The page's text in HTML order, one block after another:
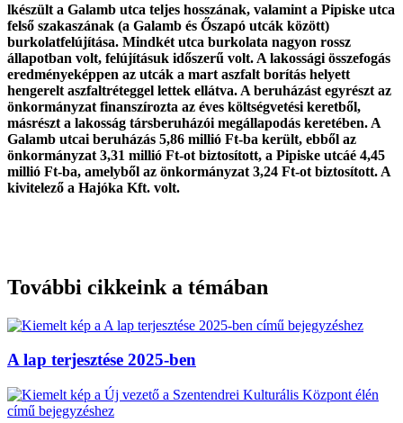
lkészült a Galamb utca teljes hosszának, valamint a Pipiske utca
felső szakaszának (a Galamb és Őszapó utcák között)
burkolatfelújítása. Mindkét utca burkolata nagyon rossz
állapotban volt, felújításuk időszerű volt. A lakossági összefogás
eredményeképpen az utcák a mart aszfalt borítás helyett
hengerelt aszfaltréteggel lettek ellátva. A beruházást egyrészt az
önkormányzat finanszírozta az éves költségvetési keretből,
másrészt a lakosság társberuházói megállapodás keretében. A
Galamb utcai beruházás 5,86 millió Ft-ba került, ebből az
önkormányzat 3,31 millió Ft-ot biztosított, a Pipiske utcáé 4,45
millió Ft-ba, amelyből az önkormányzat 3,24 Ft-ot biztosított. A
kivitelező a Hajóka Kft. volt.
További cikkeink a témában
A lap terjesztése 2025-ben